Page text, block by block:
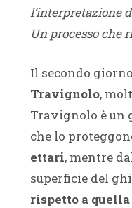
l’interpretazione
Un processo che
Il secondo
Travignolo,
Travignolo è un
che lo
ettari, mentre
superficie del
rispetto a